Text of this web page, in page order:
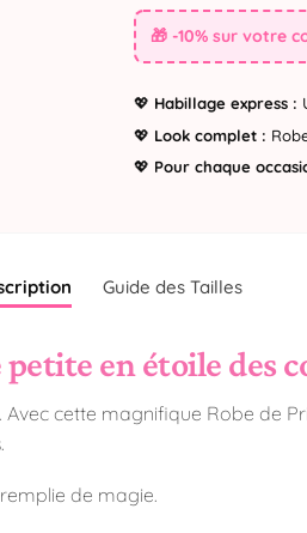
🎁 -10% sur votre
💖 Habillage express :
💖 Look complet :
💖 Pour chaque
Guide des Tailles
en étoile des
cette magnifique Robe de
remplie de magie.